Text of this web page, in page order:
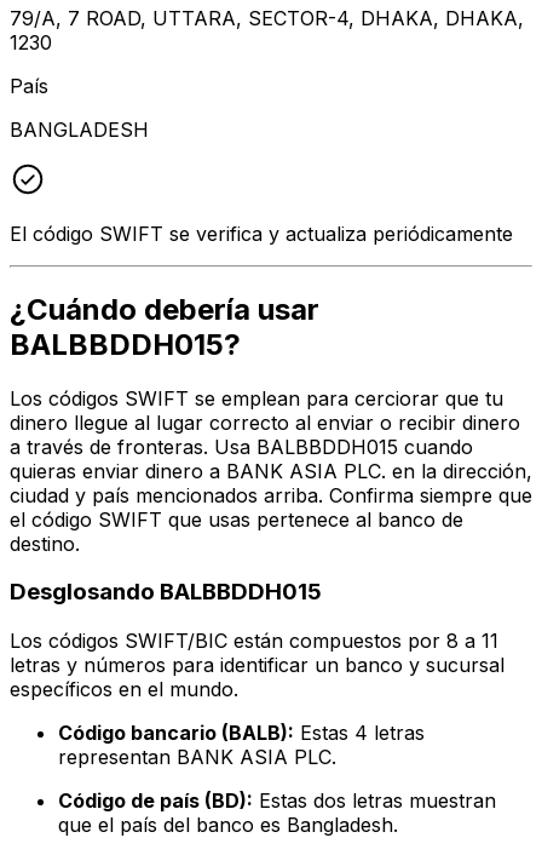
79/A, 7 ROAD, UTTARA, SECTOR-4, DHAKA, DHAKA,
1230
País
BANGLADESH
El código SWIFT se verifica y actualiza periódicamente
¿Cuándo debería usar
BALBBDDH015?
Los códigos SWIFT se emplean para cerciorar que tu
dinero llegue al lugar correcto al enviar o recibir dinero
a través de fronteras. Usa BALBBDDH015 cuando
quieras enviar dinero a BANK ASIA PLC. en la dirección,
ciudad y país mencionados arriba. Confirma siempre que
el código SWIFT que usas pertenece al banco de
destino.
Desglosando BALBBDDH015
Los códigos SWIFT/BIC están compuestos por 8 a 11
letras y números para identificar un banco y sucursal
específicos en el mundo.
Código bancario (BALB): Estas 4 letras
representan BANK ASIA PLC.
Código de país (BD): Estas dos letras muestran
que el país del banco es Bangladesh.